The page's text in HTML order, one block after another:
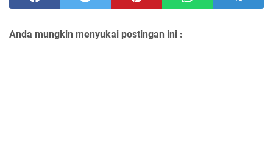
Anda mungkin menyukai postingan ini :